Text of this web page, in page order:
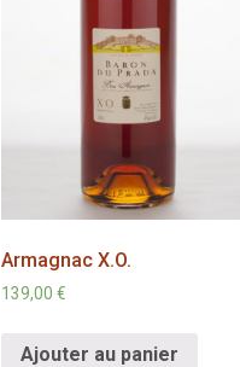
Armagnac X.O.
139,00€
Ajouter au panier